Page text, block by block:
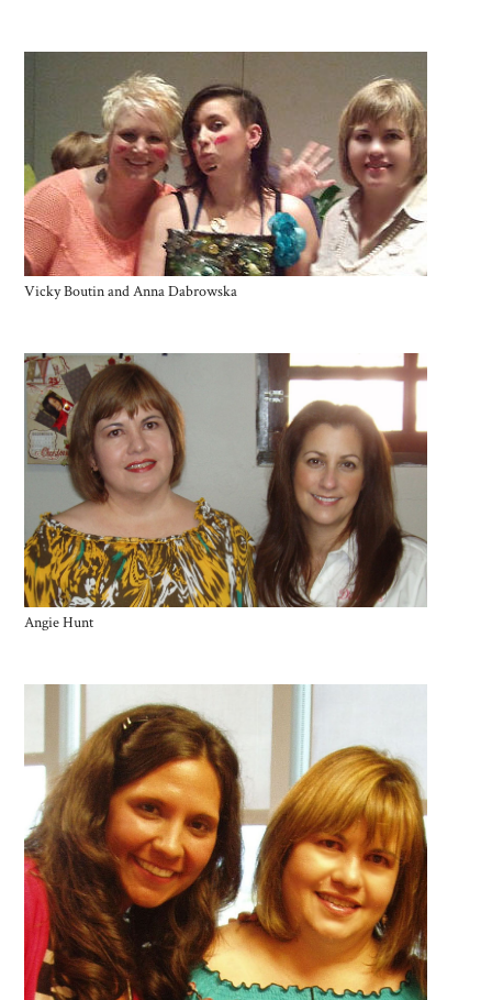
Vicky Boutin and Anna Dabrowska
Angie Hunt